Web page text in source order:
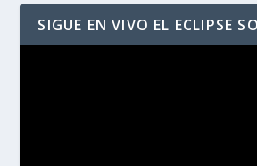
SIGUE EN VIVO EL ECLIPSE